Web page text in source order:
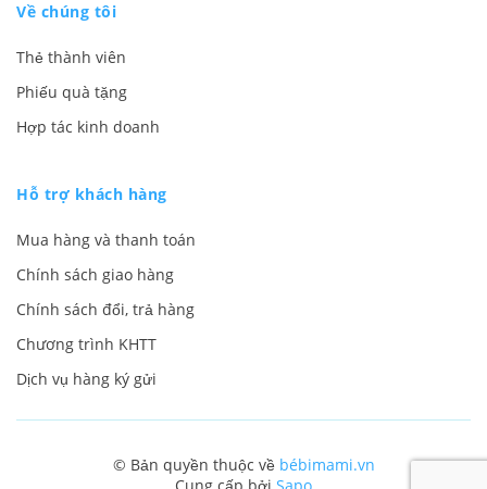
Về chúng tôi
Thẻ thành viên
Phiếu quà tặng
Hợp tác kinh doanh
Hỗ trợ khách hàng
Mua hàng và thanh toán
Chính sách giao hàng
Chính sách đổi, trả hàng
Chương trình KHTT
Dịch vụ hàng ký gửi
© Bản quyền thuộc về bébimami.vn